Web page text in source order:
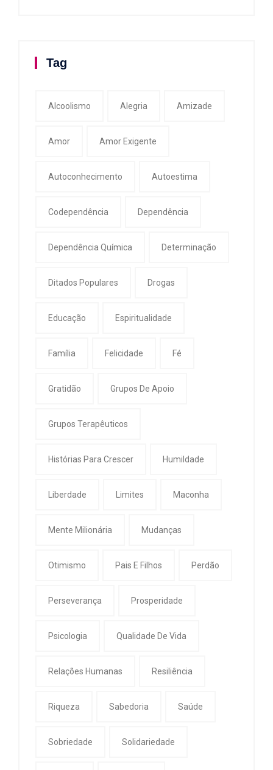
Tag
Alcoolismo Alegria Amizade
Amor Amor Exigente
Autoconhecimento Autoestima
Codependência Dependência
Dependência Química Determinação
Ditados Populares Drogas
Educação Espiritualidade
Família Felicidade Fé
Gratidão Grupos De Apoio
Grupos Terapêuticos
Histórias Para Crescer Humildade
Liberdade Limites Maconha
Mente Milionária Mudanças
Otimismo Pais E Filhos Perdão
Perseverança Prosperidade
Psicologia Qualidade De Vida
Relações Humanas Resiliência
Riqueza Sabedoria Saúde
Sobriedade Solidariedade